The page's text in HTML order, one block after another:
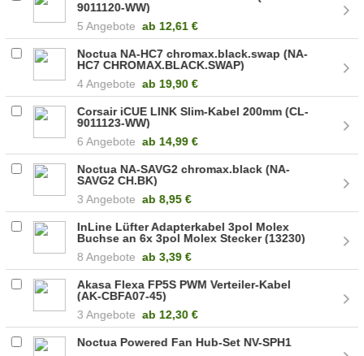
9011120-WW)
5 Angebote ab 12,61 €
Noctua NA-HC7 chromax.black.swap (NA-
HC7 CHROMAX.BLACK.SWAP)
4 Angebote ab 19,90 €
Corsair iCUE LINK Slim-Kabel 200mm (CL-
9011123-WW)
6 Angebote ab 14,99 €
Noctua NA-SAVG2 chromax.black (NA-
SAVG2 CH.BK)
3 Angebote ab 8,95 €
InLine Lüfter Adapterkabel 3pol Molex
Buchse an 6x 3pol Molex Stecker (13230)
8 Angebote ab 3,39 €
Akasa Flexa FP5S PWM Verteiler-Kabel
(AK-CBFA07-45)
3 Angebote ab 12,30 €
Noctua Powered Fan Hub-Set NV-SPH1